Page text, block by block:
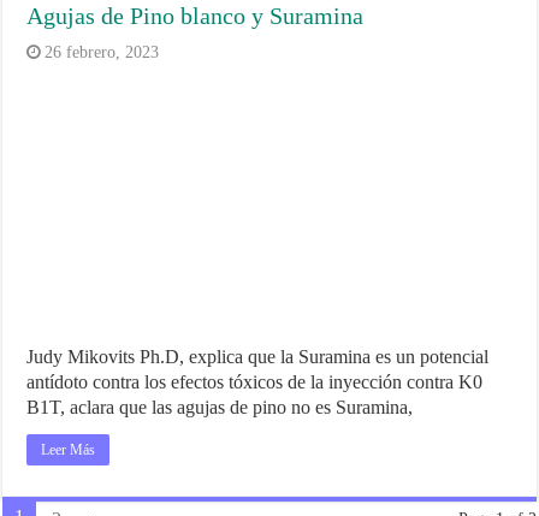
Agujas de Pino blanco y Suramina
26 febrero, 2023
Judy Mikovits Ph.D, explica que la Suramina es un potencial
antídoto contra los efectos tóxicos de la inyección contra K0
B1T, aclara que las agujas de pino no es Suramina,
Leer Más